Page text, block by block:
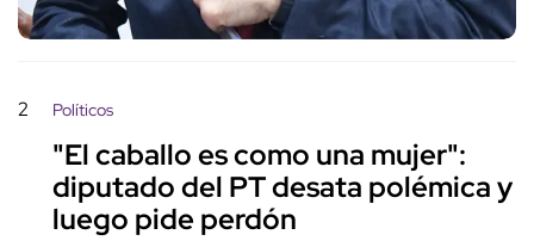
2 Políticos
"El caballo es como una mujer":
diputado del PT desata polémica y
luego pide perdón